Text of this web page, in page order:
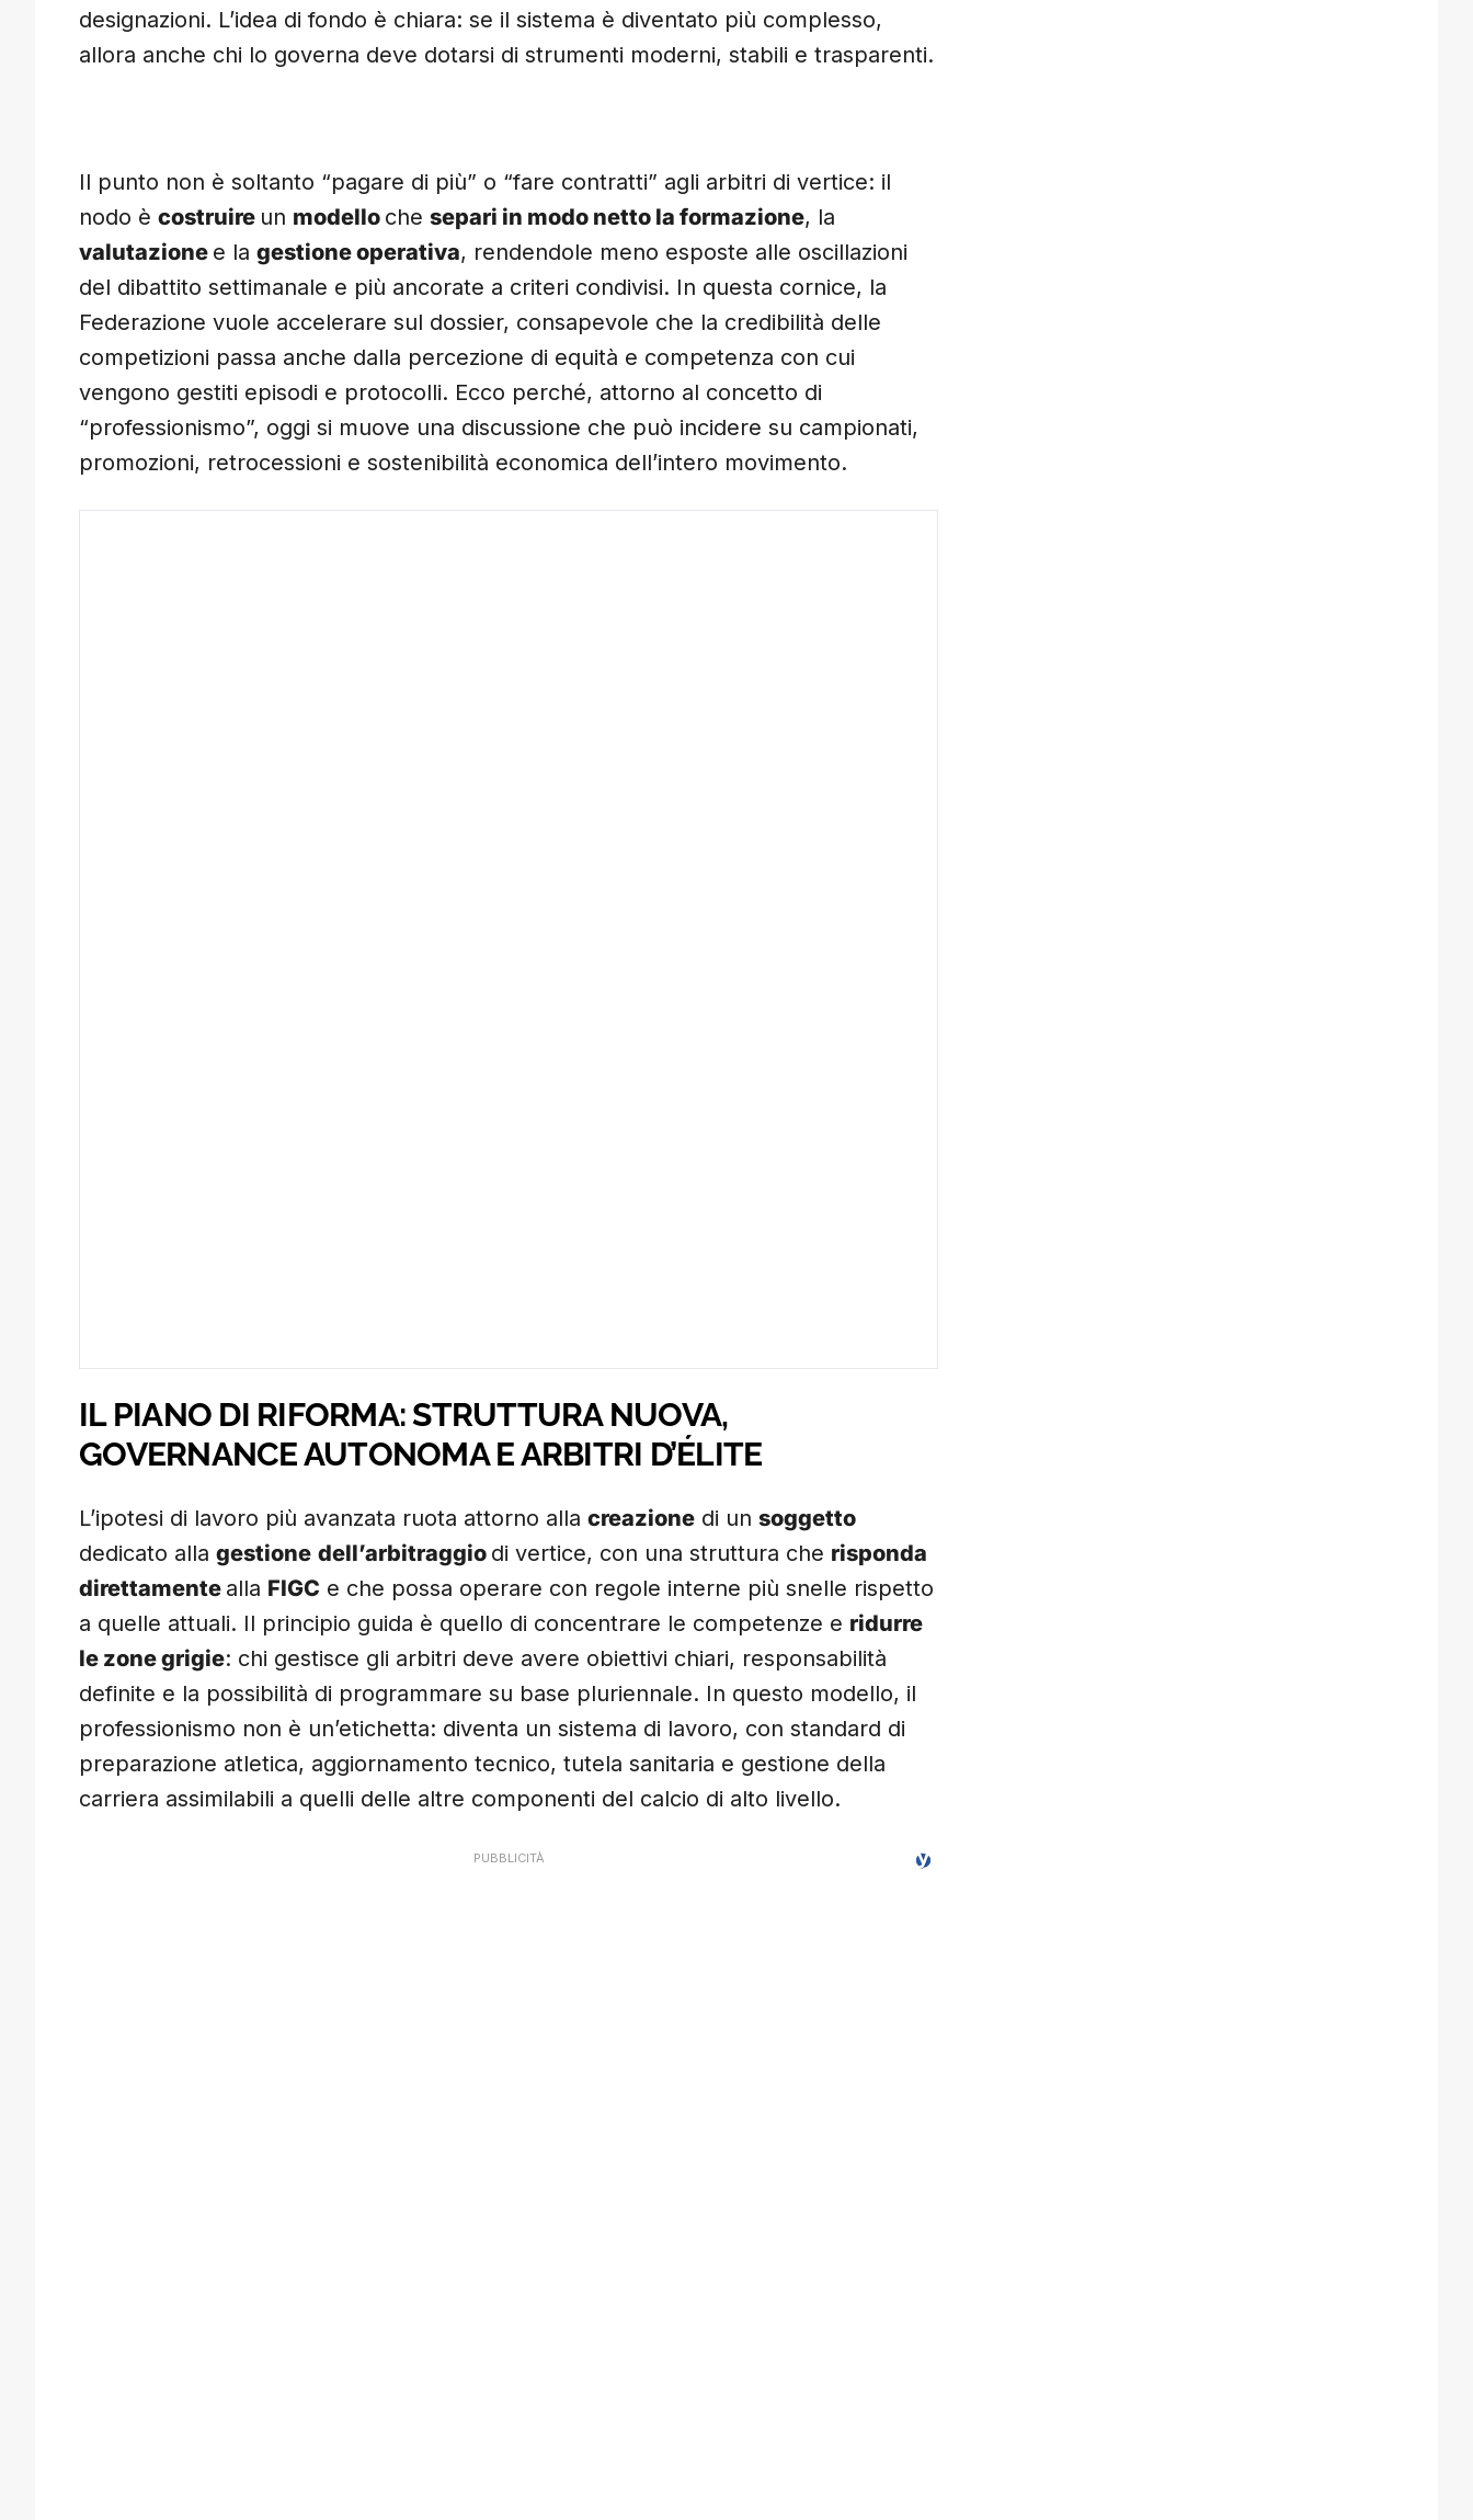
designazioni. L’idea di fondo è chiara: se il sistema è diventato più complesso,
allora anche chi lo governa deve dotarsi di strumenti moderni, stabili e trasparenti.
Il punto non è soltanto “pagare di più” o “fare contratti” agli arbitri di vertice: il
nodo è costruire un modello che separi in modo netto la formazione, la
valutazione e la gestione operativa, rendendole meno esposte alle oscillazioni
del dibattito settimanale e più ancorate a criteri condivisi. In questa cornice, la
Federazione vuole accelerare sul dossier, consapevole che la credibilità delle
competizioni passa anche dalla percezione di equità e competenza con cui
vengono gestiti episodi e protocolli. Ecco perché, attorno al concetto di
“professionismo”, oggi si muove una discussione che può incidere su campionati,
promozioni, retrocessioni e sostenibilità economica dell’intero movimento.
IL PIANO DI RIFORMA: STRUTTURA NUOVA,
GOVERNANCE AUTONOMA E ARBITRI D’ÉLITE
L’ipotesi di lavoro più avanzata ruota attorno alla creazione di un soggetto
dedicato alla gestione dell’arbitraggio di vertice, con una struttura che risponda
direttamente alla FIGC e che possa operare con regole interne più snelle rispetto
a quelle attuali. Il principio guida è quello di concentrare le competenze e ridurre
le zone grigie: chi gestisce gli arbitri deve avere obiettivi chiari, responsabilità
definite e la possibilità di programmare su base pluriennale. In questo modello, il
professionismo non è un’etichetta: diventa un sistema di lavoro, con standard di
preparazione atletica, aggiornamento tecnico, tutela sanitaria e gestione della
carriera assimilabili a quelli delle altre componenti del calcio di alto livello.